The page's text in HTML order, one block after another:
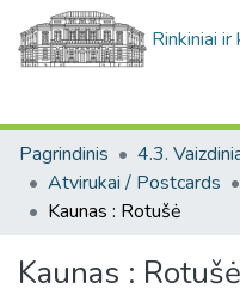
Rinkiniai
Pagrindinis
Atvirukai / Postcards
Kaunas : Rotušė
Kaunas : Rotušė